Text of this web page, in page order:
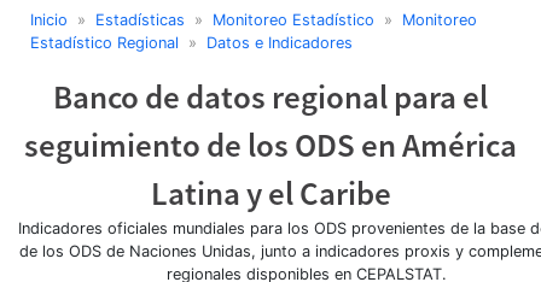
Inicio » Estadísticas » Monitoreo Estadístico » Monitoreo
Estadístico Regional » Datos e Indicadores
Banco de datos regional para el
seguimiento de los ODS en América
Latina y el Caribe
Indicadores oficiales mundiales para los ODS provenientes de la base
de los ODS de Naciones Unidas, junto a indicadores proxis y
regionales disponibles en CEPALSTAT.